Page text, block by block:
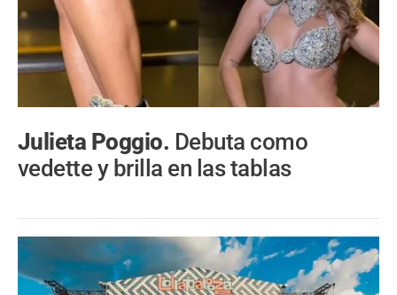
Julieta Poggio. Debuta como
vedette y brilla en las tablas